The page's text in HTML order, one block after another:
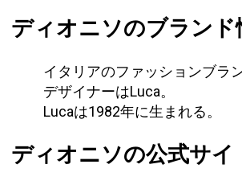
ディオニソのブランド
イタリアのファッションブラン
デザイナーはLuca。
Lucaは1982年に生まれる。
ディオニソの公式サイ